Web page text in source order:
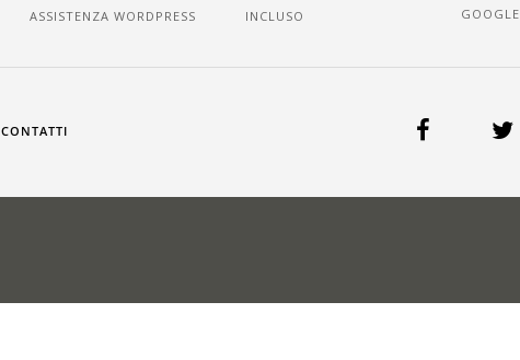
ASSISTENZA WORDPRESS
INCLUSO
GOOGLE
CONTATTI